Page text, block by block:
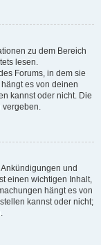
zu dem Bereich
lesen.
Forums, in dem sie
es von deinen
kannst oder nicht. Die
vergeben.
und
einen wichtigen Inhalt,
hängt es von
kannst oder nicht;